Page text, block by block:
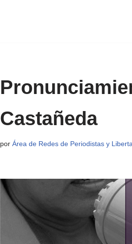
Castañeda
por Área de Redes de Periodistas y